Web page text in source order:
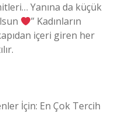
Yanına da küçük
” Kadınların
içeri giren her
İçin: En Çok Tercih